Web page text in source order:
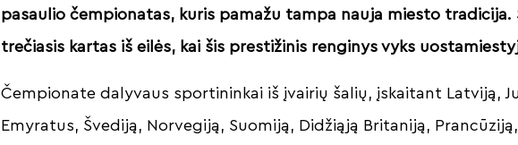
pasaulio čempionatas, kuris pamažu tampa nauja miesto tradicija.
trečiasis kartas iš eilės, kai šis prestižinis renginys vyks
Čempionate dalyvaus sportininkai iš įvairių šalių, įskaitant Latviją,
Emyratus, Švediją, Norvegiją, Suomiją, Didžiąją Britaniją,